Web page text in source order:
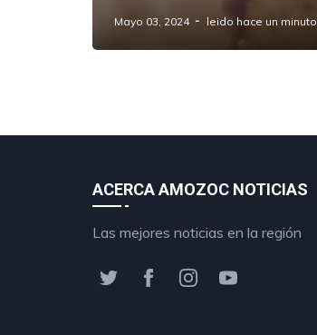
Mayo 03, 2024 leido hace un minuto
ACERCA AMOZOC NOTICIAS
Las mejores noticias en la región